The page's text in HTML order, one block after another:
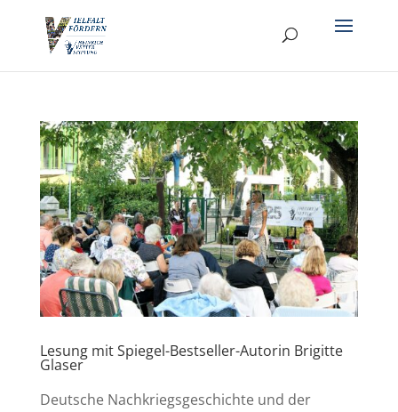
Lesung mit Spiegel-Bestseller-Autorin Brigitte
Glaser
Deutsche Nachkriegsgeschichte und der